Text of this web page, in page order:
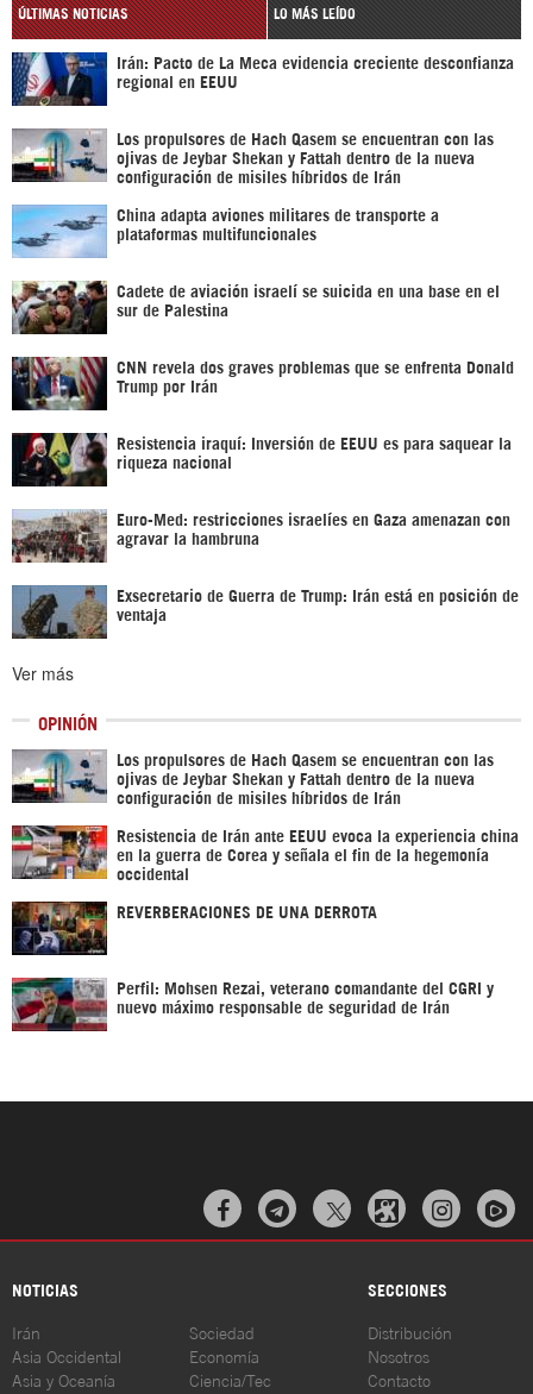
ÚLTIMAS NOTICIAS LO MÁS LEÍDO
Irán: Pacto de La Meca evidencia creciente desconfianza
regional en EEUU
Los propulsores de Hach Qasem se encuentran con las
ojivas de Jeybar Shekan y Fattah dentro de la nueva
configuración de misiles híbridos de Irán
China adapta aviones militares de transporte a
plataformas multifuncionales
Cadete de aviación israelí se suicida en una base en el
sur de Palestina
CNN revela dos graves problemas que se enfrenta Donald
Trump por Irán
Resistencia iraquí: Inversión de EEUU es para saquear la
riqueza nacional
Euro-Med: restricciones israelíes en Gaza amenazan con
agravar la hambruna
Exsecretario de Guerra de Trump: Irán está en posición de
ventaja
Ver más
OPINIÓN
Los propulsores de Hach Qasem se encuentran con las
ojivas de Jeybar Shekan y Fattah dentro de la nueva
configuración de misiles híbridos de Irán
Resistencia de Irán ante EEUU evoca la experiencia china
en la guerra de Corea y señala el fin de la hegemonía
occidental
REVERBERACIONES DE UNA DERROTA
Perfil: Mohsen Rezai, veterano comandante del CGRI y
nuevo máximo responsable de seguridad de Irán
  
NOTICIAS SECCIONES
Irán
Asia Occidental
Asia y Oceanía
Sociedad
Economía
Ciencia/Tec
Distribución
Nosotros
Contacto